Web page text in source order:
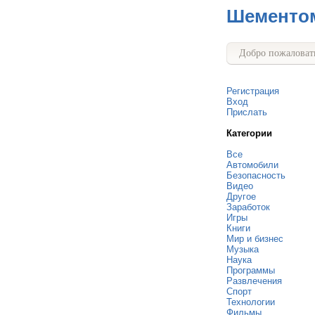
Добро
Регистрация
Вход
Прислать
Категории
Все
Автомобили
Безопасность
Видео
Другое
Заработок
Игры
Книги
Мир и бизнес
Музыка
Наука
Программы
Развлечения
Спорт
Технологии
Фильмы